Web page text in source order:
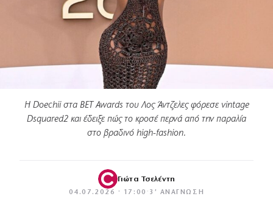
Η Doechii στα BET Awards του Λος Άντζελες φόρεσε vintage
Dsquared2 και έδειξε πώς το κροσέ περνά από την παραλία
στο βραδινό high-fashion.
Γιώτα Τσελέντη
04.07.2026 · 17:00 · 3′ ΑΝΆΓΝΩΣΗ